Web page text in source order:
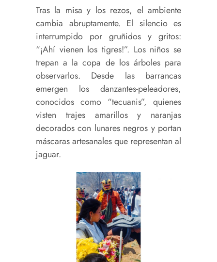
Tras la misa y los rezos, el ambiente
cambia abruptamente. El silencio es
interrumpido por gruñidos y gritos:
“¡Ahí vienen los tigres!”. Los niños se
trepan a la copa de los árboles para
observarlos. Desde las barrancas
emergen los danzantes-peleadores,
conocidos como “tecuanis”, quienes
visten trajes amarillos y naranjas
decorados con lunares negros y portan
máscaras artesanales que representan al
jaguar.